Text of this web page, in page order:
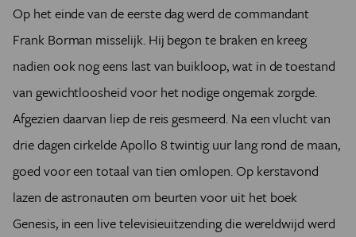
Op het einde van de eerste dag werd de commandant
Frank Borman misselijk. Hij begon te braken en kreeg
nadien ook nog eens last van buikloop, wat in de toestand
van gewichtloosheid voor het nodige ongemak zorgde.
Afgezien daarvan liep de reis gesmeerd. Na een vlucht van
drie dagen cirkelde Apollo 8 twintig uur lang rond de maan,
goed voor een totaal van tien omlopen. Op kerstavond
lazen de astronauten om beurten voor uit het boek
Genesis, in een live televisieuitzending die wereldwijd werd